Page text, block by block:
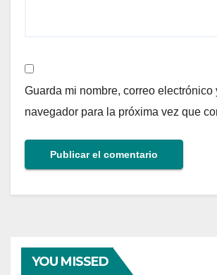
Guarda mi nombre, correo electrónico
navegador para la próxima vez que
YOU MISSED